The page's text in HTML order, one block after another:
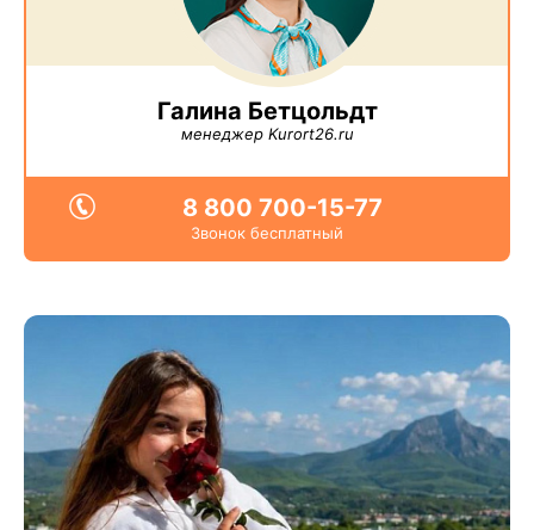
Галина Бетцольдт
менеджер Kurort26.ru
8 800 700-15-77
Звонок бесплатный